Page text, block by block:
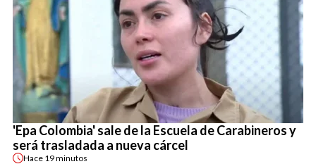
'Epa Colombia' sale de la Escuela de Carabineros y
será trasladada a nueva cárcel
Hace 19 minutos